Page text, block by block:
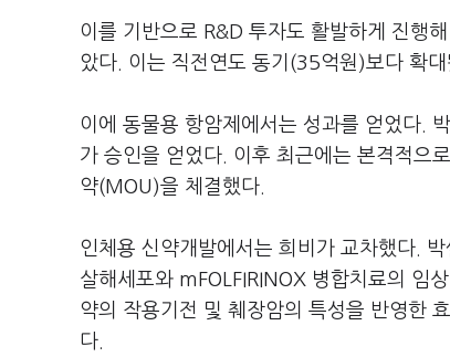
이를 기반으로 R&D 투자도 활발하게 진행
았다. 이는 직전연도 동기(35억원)보다 확
이에 동물용 항암제에서는 성과를 얻었다.
가 승인을 얻었다. 이후 최근에는 본격적으
약(MOU)을 체결했다.
인체용 신약개발에서는 희비가 교차했다.
살해세포와 mFOLFIRINOX 병합치료의 임
약의 작용기전 및 췌장암의 특성을 반영한
다.